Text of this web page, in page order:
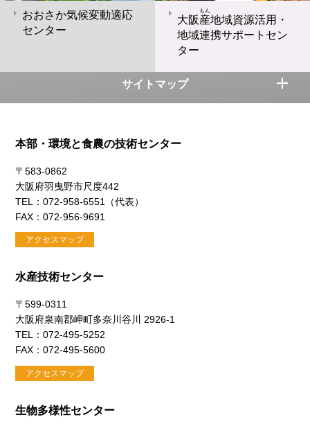
おおさか気候変動適応
センター
大阪産
もん
地域資源活用・
地域連携サポートセン
ター
サイトマップ
本部・環境と食農の技術センター
〒583-0862
大阪府羽曳野市尺度442
TEL：072-958-6551（代表）
FAX：072-956-9691
アクセスマップ
水産技術センター
〒599-0311
大阪府泉南郡岬町多奈川谷川 2926-1
TEL：072-495-5252
FAX：072-495-5600
アクセスマップ
生物多様性センター